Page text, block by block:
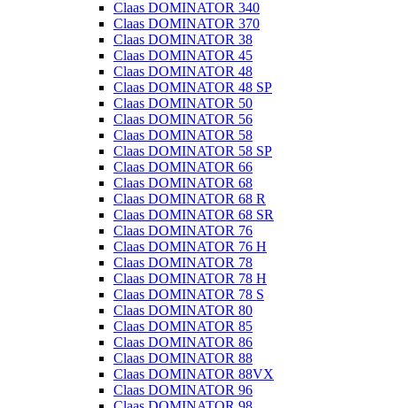
Claas DOMINATOR 340
Claas DOMINATOR 370
Claas DOMINATOR 38
Claas DOMINATOR 45
Claas DOMINATOR 48
Claas DOMINATOR 48 SP
Claas DOMINATOR 50
Claas DOMINATOR 56
Claas DOMINATOR 58
Claas DOMINATOR 58 SP
Claas DOMINATOR 66
Claas DOMINATOR 68
Claas DOMINATOR 68 R
Claas DOMINATOR 68 SR
Claas DOMINATOR 76
Claas DOMINATOR 76 H
Claas DOMINATOR 78
Claas DOMINATOR 78 H
Claas DOMINATOR 78 S
Claas DOMINATOR 80
Claas DOMINATOR 85
Claas DOMINATOR 86
Claas DOMINATOR 88
Claas DOMINATOR 88VX
Claas DOMINATOR 96